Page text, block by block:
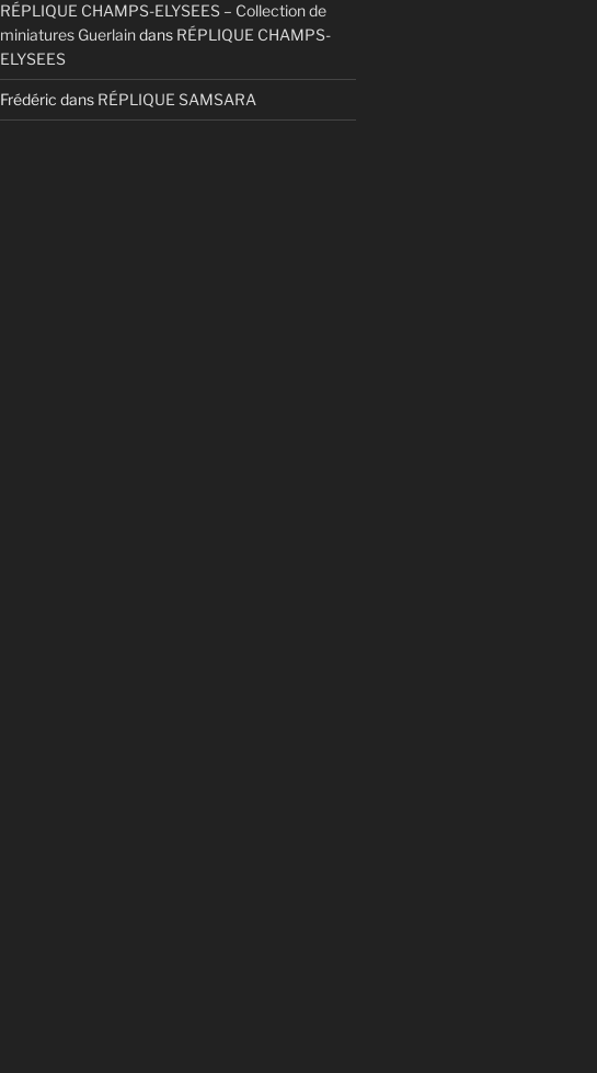
RÉPLIQUE CHAMPS-ELYSEES – Collection de
miniatures Guerlaindans RÉPLIQUE CHAMPS-
ELYSEES
Frédéric dans RÉPLIQUE SAMSARA